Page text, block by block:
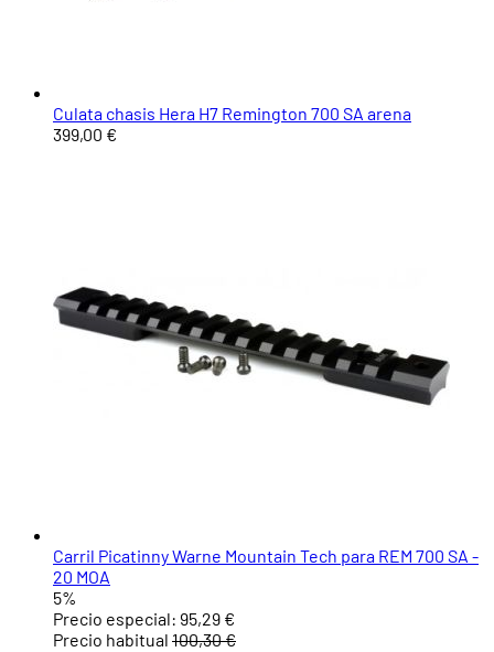
Culata chasis Hera H7 Remington 700 SA arena
399,00 €
Carril Picatinny Warne Mountain Tech para REM 700 SA -
20 MOA
5%
Precio especial: 95,29 €
Precio habitual 100,30 €